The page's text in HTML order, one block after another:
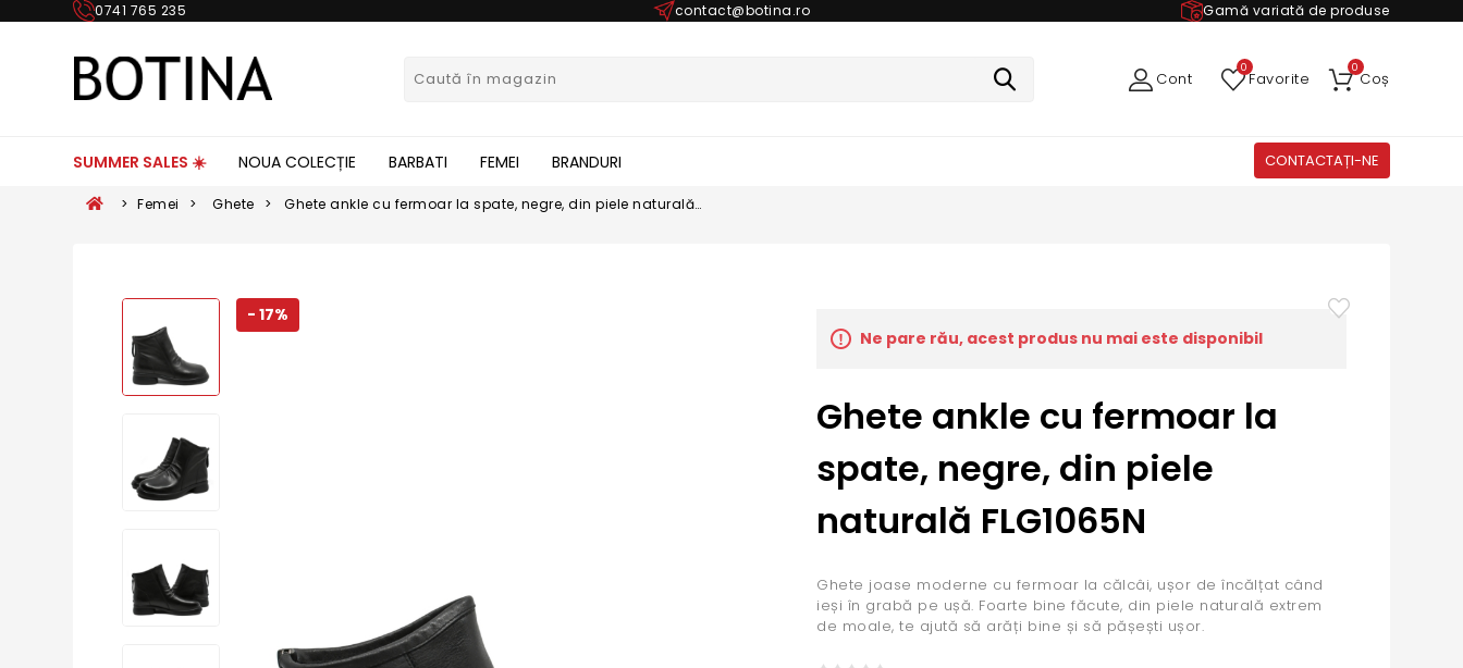
0741 765 235 contact@botina.ro Gamă variată de produse
Cont Favorite
0
Coș
0
SUMMER SALES ☀️ NOUA COLECȚIE BARBATI FEMEI BRANDURI CONTACTAȚI-NE
> Femei > Ghete >
Ghete ankle cu fermoar la spate, negre, din piele naturală
- 17%
Ne pare rău, acest produs nu mai este disponibil
Ghete ankle cu fermoar la
spate, negre, din piele
naturală FLG1065N
Ghete joase moderne cu fermoar la călcâi, ușor de încălțat când
ieși în grabă pe ușă. Foarte bine făcute, din piele naturală extrem
de moale, te ajută să arăți bine și să pășești ușor.